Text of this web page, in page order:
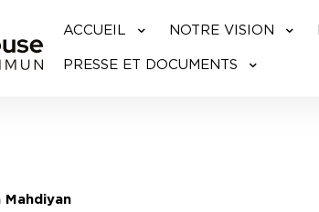
ACCUEIL NOTRE VISION
PRESSE ET DOCUMENTS
Mahdiyan